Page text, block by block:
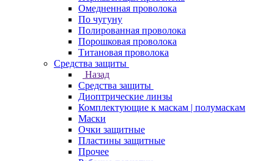
Омедненная проволока
По чугуну
Полированная проволока
Порошковая проволока
Титановая проволока
Средства защиты
Назад
Средства защиты
Диоптрические линзы
Комплектующие к маскам | полумаскам
Маски
Очки защитные
Пластины защитные
Прочее